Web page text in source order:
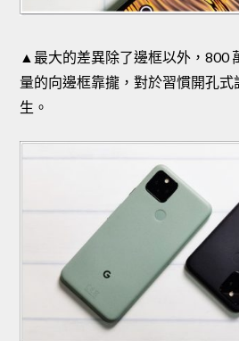
▲最大的差異除了邊框以外，800
量的向邊框靠攏，對於習慣開孔
生。